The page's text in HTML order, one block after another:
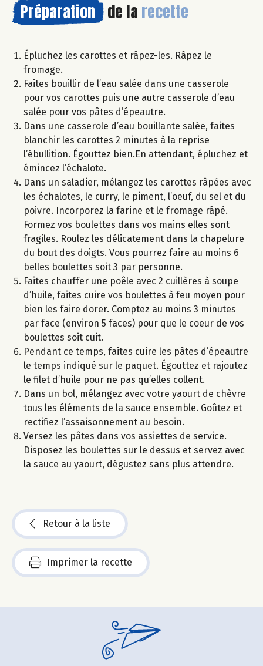
Préparation de la recette
Épluchez les carottes et râpez-les. Râpez le
fromage.
Faites bouillir de l’eau salée dans une casserole
pour vos carottes puis une autre casserole d’eau
salée pour vos pâtes d’épeautre.
Dans une casserole d’eau bouillante salée, faites
blanchir les carottes 2 minutes à la reprise
l’ébullition. Égouttez bien.En attendant, épluchez et
émincez l’échalote.
Dans un saladier, mélangez les carottes râpées avec
les échalotes, le curry, le piment, l’oeuf, du sel et du
poivre. Incorporez la farine et le fromage râpé.
Formez vos boulettes dans vos mains elles sont
fragiles. Roulez les délicatement dans la chapelure
du bout des doigts. Vous pourrez faire au moins 6
belles boulettes soit 3 par personne.
Faites chauffer une poêle avec 2 cuillères à soupe
d’huile, faites cuire vos boulettes à feu moyen pour
bien les faire dorer. Comptez au moins 3 minutes
par face (environ 5 faces) pour que le coeur de vos
boulettes soit cuit.
Pendant ce temps, faites cuire les pâtes d’épeautre
le temps indiqué sur le paquet. Égouttez et rajoutez
le filet d’huile pour ne pas qu’elles collent.
Dans un bol, mélangez avec votre yaourt de chèvre
tous les éléments de la sauce ensemble. Goûtez et
rectifiez l’assaisonnement au besoin.
Versez les pâtes dans vos assiettes de service.
Disposez les boulettes sur le dessus et servez avec
la sauce au yaourt, dégustez sans plus attendre.
Retour à la liste
Imprimer la recette